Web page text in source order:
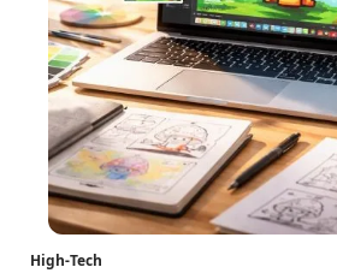
High-Tech